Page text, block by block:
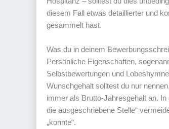
diesem Fall etwas detaillierter und
gesammelt hast.
Was du in deinem
Persönliche Eigenschaften,
Selbstbewertungen und
Wunschgehalt solltest du nur
immer als Brutto-Jahresgehalt an.
die ausgeschriebene Stelle“
„konnte“.